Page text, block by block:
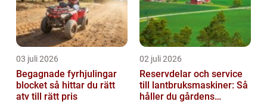
03 juli 2026
Begagnade fyrhjulingar
blocket så hittar du rätt
atv till rätt pris
02 juli 2026
Reservdelar och service
till lantbruksmaskiner: Så
håller du gårdens